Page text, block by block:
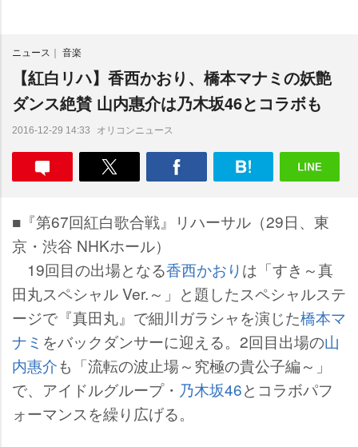
ニュース 音楽
【紅白リハ】香西かおり、橋本マナミの妖艶
ダンス絶賛 山内惠介は乃木坂46とコラボも
2016-12-29 14:33 オリコンニュース
■『第67回紅白歌合戦』リハーサル（29日、東
京・渋谷 NHKホール）
19回目の出場となる香西かおりは「すき～真
田丸スペシャル Ver.～」と題したスペシャルステ
ージで『真田丸』で細川ガラシャを演じた橋本マ
ナミ をバックダンサーに迎える。2回目出場の山
内惠介も「流転の波止場～究極の貴公子編～」
で、アイドルグループ・ 乃木坂46とコラボパフ
ォーマンスを繰り広げる。